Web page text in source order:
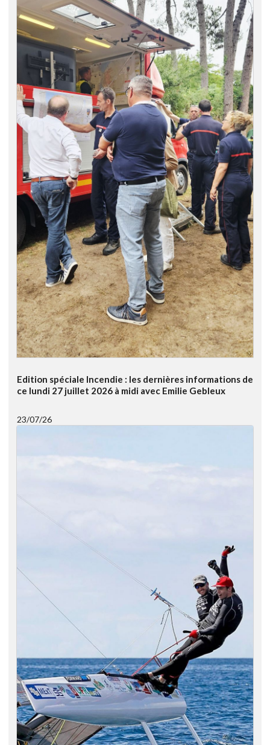
Edition spéciale Incendie : les dernières informations de
ce lundi 27 juillet 2026 à midi avec Emilie Gebleux
23/07/26